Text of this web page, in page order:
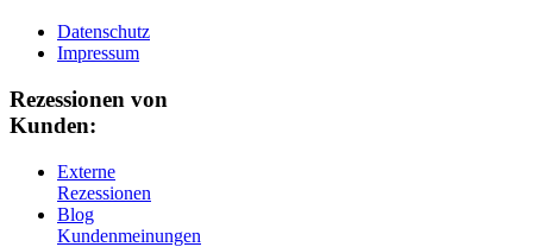
Datenschutz
Impressum
Rezessionen von
Kunden:
Externe
Rezessionen
Blog
Kundenmeinungen